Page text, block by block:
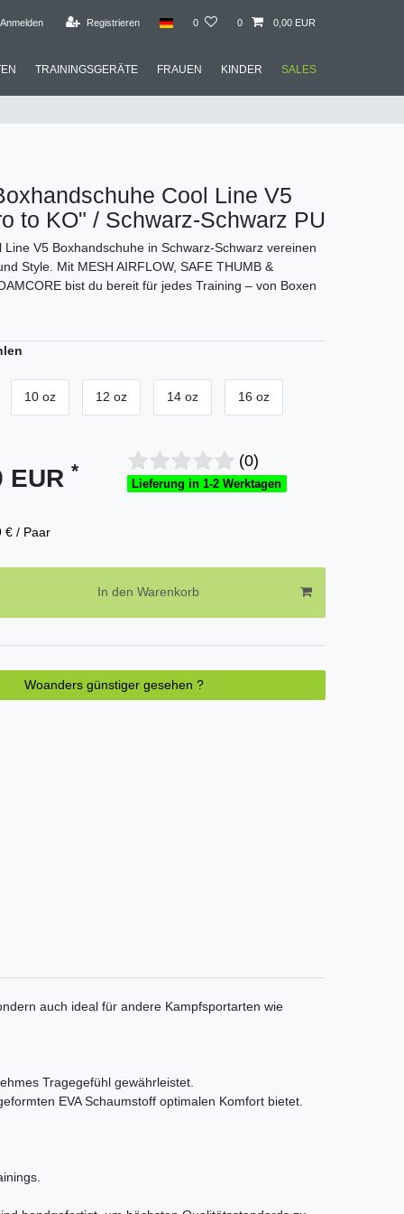
Anmelden Registrieren 0 0 0,00 EUR
TRAININGSGERÄTE FRAUEN KINDER SALES
Cool Line V5
to KO" / Schwarz-Schwarz PU
Line V5 Boxhandschuhe in Schwarz-Schwarz vereinen
Style. Mit MESH AIRFLOW, SAFE THUMB &
bist du bereit für jedes Training – von Boxen
10 oz 12 oz 14 oz 16 oz
EUR *
€ / Paar
(0)
Lieferung in 1-2 Werktagen
In den Warenkorb
Woanders günstiger gesehen ?
auch ideal für andere Kampfsportarten wie
Tragegefühl gewährleistet.
EVA Schaumstoff optimalen Komfort bietet.